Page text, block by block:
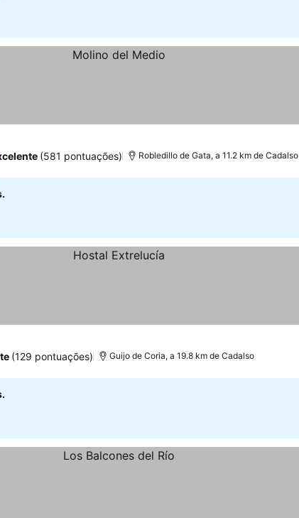
(581 pontuações) Robledillo de Gata, a 11.2 km de Cadalso
(129 pontuações) Guijo de Coria, a 19.8 km de Cadalso